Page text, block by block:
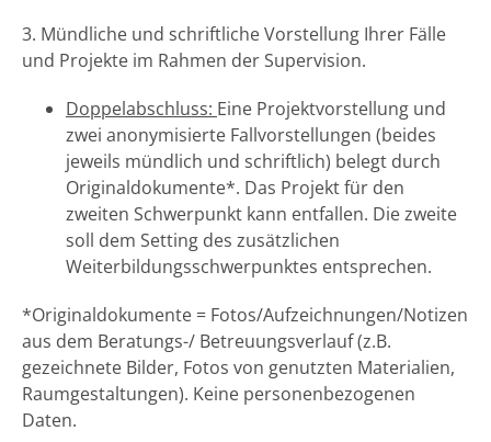
3. Mündliche und schriftliche Vorstellung Ihrer Fälle
und Projekte im Rahmen der Supervision.
Doppelabschluss: Eine Projektvorstellung und
zwei anonymisierte Fallvorstellungen (beides
jeweils mündlich und schriftlich) belegt durch
Originaldokumente*. Das Projekt für den
zweiten Schwerpunkt kann entfallen. Die zweite
soll dem Setting des zusätzlichen
Weiterbildungsschwerpunktes entsprechen.
*Originaldokumente = Fotos/Aufzeichnungen/Notizen
aus dem Beratungs-/ Betreuungsverlauf (z.B.
gezeichnete Bilder, Fotos von genutzten Materialien,
Raumgestaltungen). Keine personenbezogenen
Daten.